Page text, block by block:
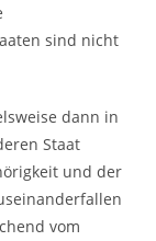
sind nicht
dann in
Staat
und der
vom